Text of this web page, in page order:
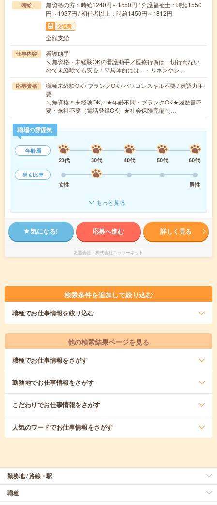
時給
無資格の方：時給1240円～1550円 / 介護福祉士：時給1550
円～1937円 / 初任者以上：時給1450円～1812円
交通費
全額支給
仕事内容
看護助手
＼無資格・未経験OKの看護助手／医療行為は一切行わない
ので未経験でも安心！▽具体的には…・リネンやシ…
応募資格
職種未経験OK / ブランクOK / パソコンスキル不要 / 英語力不
要
＼無資格＊未経験OK／★年齢不問・ブランクOK★履歴書不
要・来社不要（電話登録OK）★社会保険完備＼…
職場の雰囲気
年齢層
20代
30代 40代 50代
60代
男女比率
女性
男性
もっと見る
気になる! 応募へ進む 詳しく見る
派遣会社 株式会社ニッソーネット
検索条件を追加して絞り込む
職種でお仕事情報を絞り込む
他の検索結果ページを見る
職種でお仕事情報をさがす
勤務地でお仕事情報をさがす
こだわりでお仕事情報をさがす
人気のワードでお仕事情報をさがす
勤務地 / 路線・駅
職種